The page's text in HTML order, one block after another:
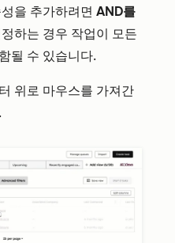
을 추가하려면 AND를
하는 경우 작업이 모든
될 수 있습니다.
위로 마우스를 가져간